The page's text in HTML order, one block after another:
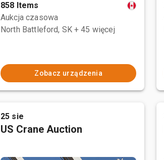
858 Items
Aukcja czasowa
North Battleford, SK + 45 więcej
Zobacz urządzenia
25 sie
US Crane Auction